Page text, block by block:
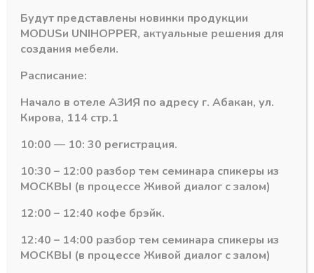
150мм,
черная
Россия(200шт)
Похожие товары
Будут представлены новинки продукции
MODUSи UNIHOPPER, актуальные решения для
создания мебели.
Расписание:
Начало в отеле АЗИЯ по адресу г. Абакан, ул.
Кирова, 114 стр.1
10:00 — 10: 30 регистрация.
10:30 – 12:00 разбор тем семинара спикеры из
МОСКВЫ (в процессе Живой диалог с залом)
12:00 – 12:40 кофе брэйк.
12:40 – 14:00 разбор тем семинара спикеры из
МОСКВЫ (в процессе Живой диалог с залом)